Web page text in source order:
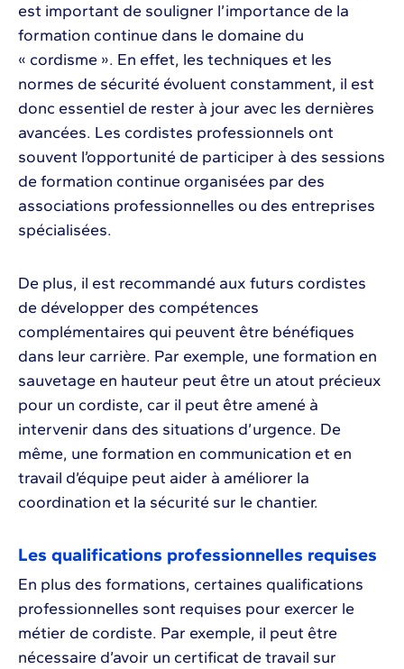
est important de souligner l’importance de la
formation continue dans le domaine du
« cordisme ». En effet, les techniques et les
normes de sécurité évoluent constamment, il est
donc essentiel de rester à jour avec les dernières
avancées. Les cordistes professionnels ont
souvent l’opportunité de participer à des sessions
de formation continue organisées par des
associations professionnelles ou des entreprises
spécialisées.
De plus, il est recommandé aux futurs cordistes
de développer des compétences
complémentaires qui peuvent être bénéfiques
dans leur carrière. Par exemple, une formation en
sauvetage en hauteur peut être un atout précieux
pour un cordiste, car il peut être amené à
intervenir dans des situations d’urgence. De
même, une formation en communication et en
travail d’équipe peut aider à améliorer la
coordination et la sécurité sur le chantier.
Les qualifications professionnelles requises
En plus des formations, certaines qualifications
professionnelles sont requises pour exercer le
métier de cordiste. Par exemple, il peut être
nécessaire d’avoir un certificat de travail sur